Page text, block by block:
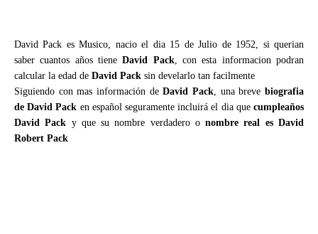
David Pack es Musico, nacio el dia 15 de Julio de 1952, si querian
saber cuantos años tieneDavid Pack, con esta informacion podran
calcular la edad de David Pack sin develarlo tan facilmente
Siguiendo con mas información deDavid Pack, una brevebiografia
de David Pack en español seguramente incluirá el dia quecumpleaños
David Pack y que su nombre verdadero onombre real es David
Robert Pack